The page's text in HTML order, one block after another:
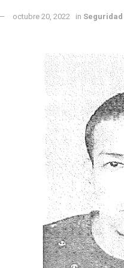
octubre 20, 2022 in Seguridad